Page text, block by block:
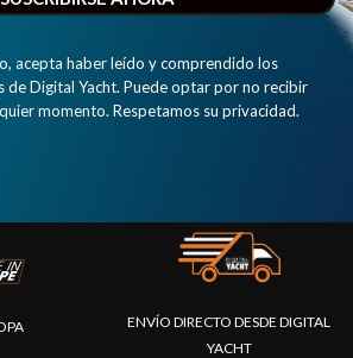
acepta haber leído y comprendido los
de Digital Yacht. Puede optar por no recibir
momento. Respetamos su privacidad.
ENVÍO DIRECTO DESDE DIGITAL
YACHT